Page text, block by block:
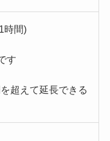
時間)
す
超えて延長できる